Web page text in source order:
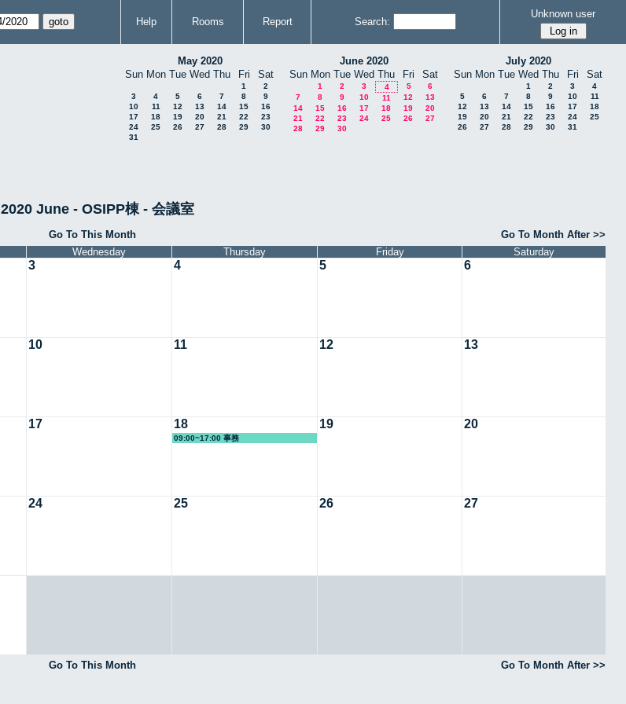
Help Rooms Report Search:
Unknown user
May 2020
Sun Mon Tue Wed Thu Fri Sat
1
2
3
4 5 6 7 8
9
10
11 12 13 14 15
16
17
18 19 20 21 22
23
24
25 26 27 28 29
30
31
June 2020
Sun Mon Tue Wed Thu Fri Sat
1 2 3 4 5
6
7
8 9 10 11 12
13
14
15 16 17 18 19
20
21
22 23 24 25 26
27
28
29 30
July 2020
Sun Mon Tue Wed Thu Fri Sat
1 2 3
4
5
6 7 8 9 10
11
12
13 14 15 16 17
18
19
20 21 22 23 24
25
26
27 28 29 30 31
2020 June - OSIPP棟 - 会議室
Go To This Month
Go To Month After >>
Wednesday Thursday Friday Saturday
3 4 5 6
10 11 12 13
17 18
09:00~17:00 事務
19 20
24 25 26 27
Go To This Month
Go To Month After >>